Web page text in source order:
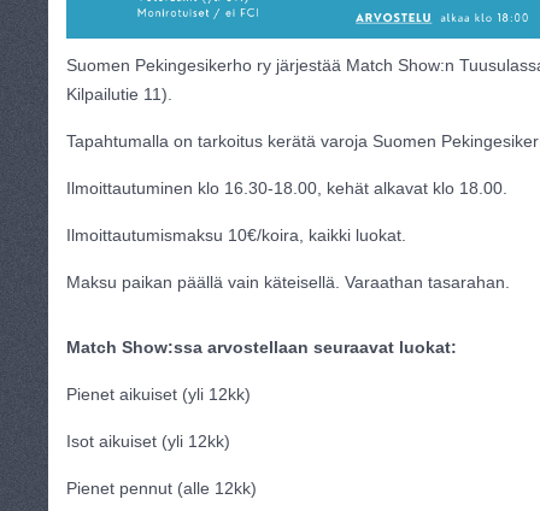
Suomen Pekingesikerho ry järjestää Match Show:n
Kilpailutie 11).
Tapahtumalla on tarkoitus kerätä varoja Suomen
Ilmoittautuminen klo 16.30-18.00, kehät alkavat klo 18.00.
Ilmoittautumismaksu 10€/koira, kaikki luokat.
Maksu paikan päällä vain käteisellä. Varaathan tasarahan.
Match Show:ssa arvostellaan seuraavat luokat:
Pienet aikuiset (yli 12kk)
Isot aikuiset (yli 12kk)
Pienet pennut (alle 12kk)